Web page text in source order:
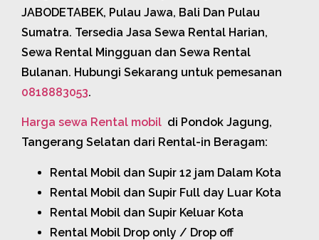
JABODETABEK, Pulau Jawa, Bali Dan Pulau
Sumatra. Tersedia Jasa Sewa Rental Harian,
Sewa Rental Mingguan dan Sewa Rental
Bulanan. Hubungi Sekarang untuk pemesanan
0818883053.
Harga sewa Rental mobil di Pondok Jagung,
Tangerang Selatan dari Rental-in Beragam:
Rental Mobil dan Supir 12 jam Dalam Kota
Rental Mobil dan Supir Full day Luar Kota
Rental Mobil dan Supir Keluar Kota
Rental Mobil Drop only / Drop off